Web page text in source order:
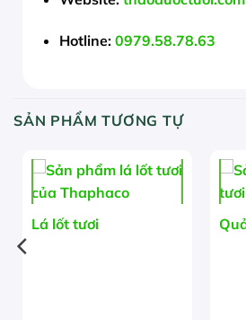
Hotline: 0979.58.78.63
SẢN PHẨM TƯƠNG TỰ
Lá lốt tươi